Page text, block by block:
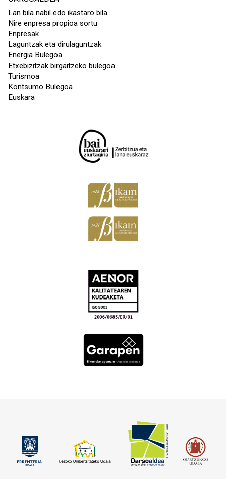
Lan bila nabil edo ikastaro bila
Nire enpresa propioa sortu
Enpresak
Laguntzak eta dirulaguntzak
Energia Bulegoa
Etxebizitzak birgaitzeko bulegoa
Turismoa
Kontsumo Bulegoa
Euskara